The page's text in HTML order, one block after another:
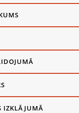
IZKLĀJUMĀ